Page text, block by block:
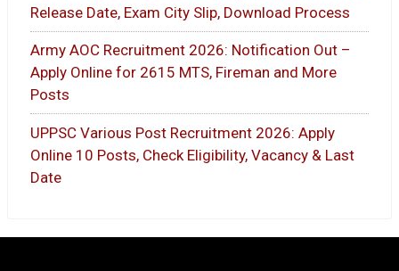
Release Date, Exam City Slip, Download Process
Army AOC Recruitment 2026: Notification Out –
Apply Online for 2615 MTS, Fireman and More
Posts
UPPSC Various Post Recruitment 2026: Apply
Online 10 Posts, Check Eligibility, Vacancy & Last
Date